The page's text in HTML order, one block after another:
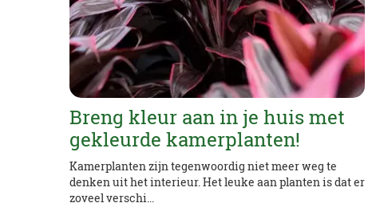
Breng kleur aan in je huis met
gekleurde kamerplanten!
Kamerplanten zijn tegenwoordig niet meer weg te
denken uit het interieur. Het leuke aan planten is dat er
zoveel verschi...